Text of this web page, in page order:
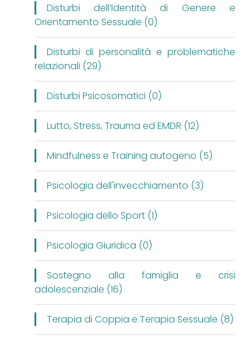
Disturbi dell’Identità di Genere e
Orientamento Sessuale (0)
Disturbi di personalità e problematiche
relazionali (29)
Disturbi Psicosomatici (0)
Lutto, Stress, Trauma ed EMDR (12)
Mindfulness e Training autogeno (5)
Psicologia dell'invecchiamento (3)
Psicologia dello Sport (1)
Psicologia Giuridica (0)
Sostegno alla famiglia e crisi
adolescenziale (16)
Terapia di Coppia e Terapia Sessuale (8)